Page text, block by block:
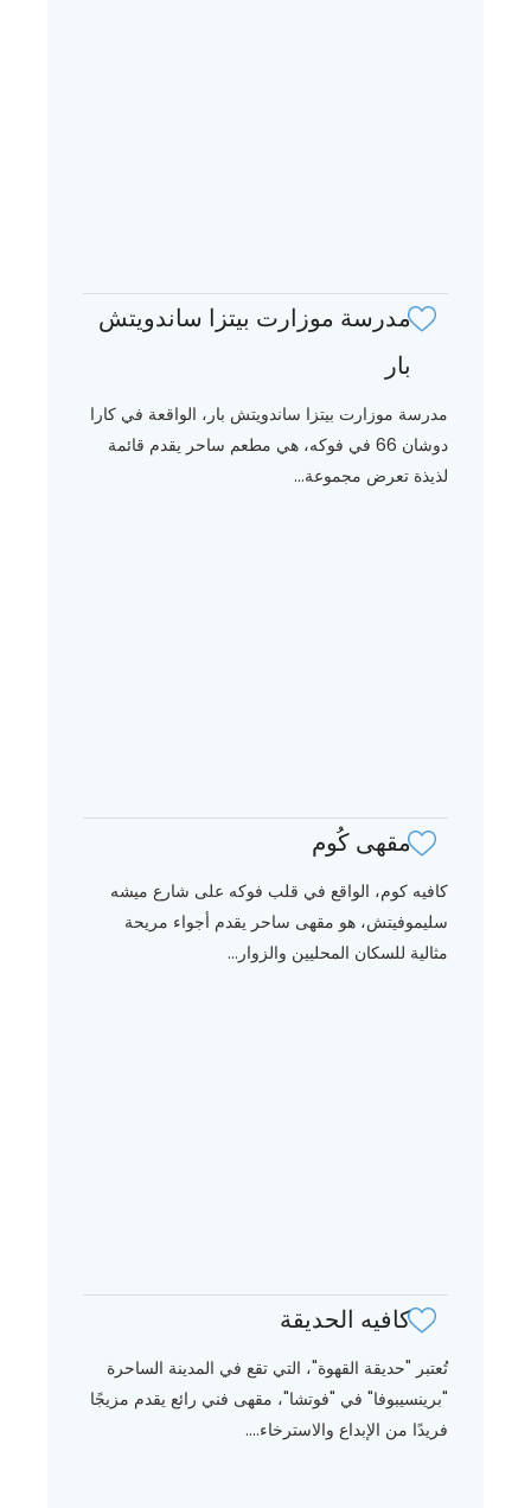
مدرسة موزارت بيتزا ساندويتش
بار
مدرسة موزارت بيتزا ساندويتش بار، الواقعة في كارا
دوشان 66 في فوكه، هي مطعم ساحر يقدم قائمة
لذيذة تعرض مجموعة...
مقهى كُوم
كافيه كوم، الواقع في قلب فوكه على شارع ميشه
سليموفيتش، هو مقهى ساحر يقدم أجواء مريحة
مثالية للسكان المحليين والزوار...
كافيه الحديقة
تُعتبر "حديقة القهوة"، التي تقع في المدينة الساحرة
"برينسيبوفا" في "فوتشا"، مقهى فني رائع يقدم مزيجًا
فريدًا من الإبداع والاسترخاء....